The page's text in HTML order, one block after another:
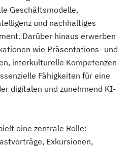
Geschäftsmodelle,
und nachhaltiges
Darüber hinaus erwerben
wie Präsentations- und
interkulturelle Kompetenzen
Fähigkeiten für eine
digitalen und zunehmend KI-
eine zentrale Rolle:
Exkursionen,